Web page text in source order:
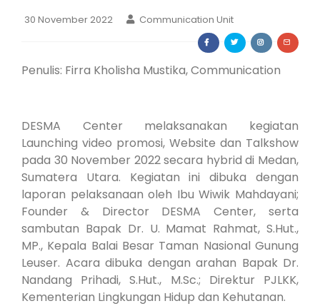
30 November 2022 Communication Unit
Penulis: Firra Kholisha Mustika, Communication
DESMA Center melaksanakan kegiatan
Launching video promosi, Website dan Talkshow
pada 30 November 2022 secara hybrid di Medan,
Sumatera Utara. Kegiatan ini dibuka dengan
laporan pelaksanaan oleh Ibu Wiwik Mahdayani;
Founder & Director DESMA Center, serta
sambutan Bapak Dr. U. Mamat Rahmat, S.Hut.,
MP., Kepala Balai Besar Taman Nasional Gunung
Leuser. Acara dibuka dengan arahan Bapak Dr.
Nandang Prihadi, S.Hut., M.Sc.; Direktur PJLKK,
Kementerian Lingkungan Hidup dan Kehutanan.